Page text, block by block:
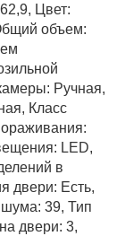
Цвет:
объем:
Ручная,
Класс
LED,
в
двери: Есть,
шума: 39, Тип
двери: 3,